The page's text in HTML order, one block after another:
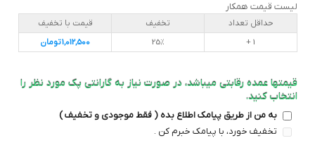
لیست قیمت همکار
حداقل تعداد تخفیف
قیمت با تخفیف
1 +
25%
1,012,500تومان
قیمتها عمده رقابتی میباشد، در صورت نیاز به گارانتی پک مورد نظر را
انتخاب کنید.
به من از طریق پیامک اطلاع بده ( فقط موجودی و تخفیف )
تخفیف خورد، با پیامک خبرم کن .